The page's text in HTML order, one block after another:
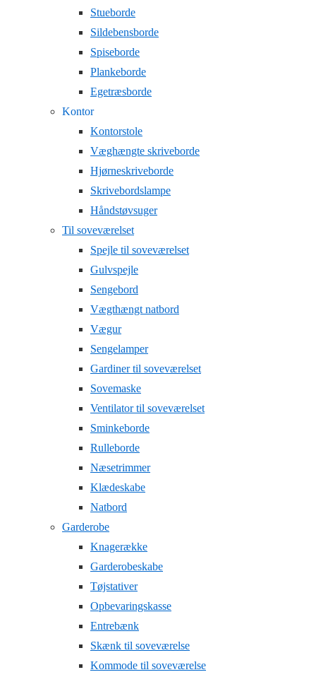
Stueborde
Sildebensborde
Spiseborde
Plankeborde
Egetræsborde
Kontor
Kontorstole
Væghængte skriveborde
Hjørneskriveborde
Skrivebordslampe
Håndstøvsuger
Til soveværelset
Spejle til soveværelset
Gulvspejle
Sengebord
Vægthængt natbord
Vægur
Sengelamper
Gardiner til soveværelset
Sovemaske
Ventilator til soveværelset
Sminkeborde
Rulleborde
Næsetrimmer
Klædeskabe
Natbord
Garderobe
Knagerække
Garderobeskabe
Tøjstativer
Opbevaringskasse
Entrebænk
Skænk til soveværelse
Kommode til soveværelse